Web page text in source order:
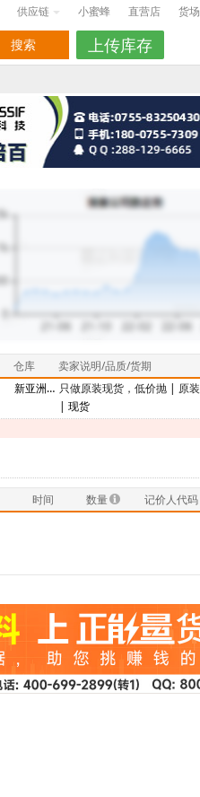
供应链 小蜜蜂 直营店 货场
仓库 卖家说明/品质/货期
新亚洲2期N4C448-458 只做原装现货，低价抛 | 原装
| 现货
时间 数量 记价人代码